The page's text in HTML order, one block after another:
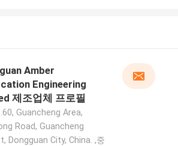
Amber
Engineering
제조업체 프로필
Guancheng Area,
Road, Guancheng
Dongguan City, China. ,중